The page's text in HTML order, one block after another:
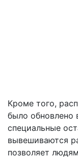
Кроме того,
было обновлено
специальные
вывешиваются
позволяет